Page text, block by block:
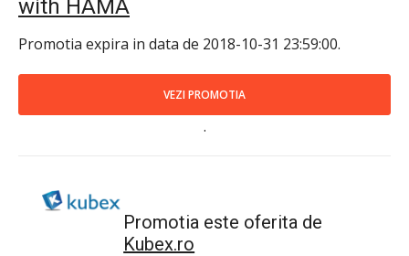
with HAMA
Promotia expira in data de 2018-10-31 23:59:00.
VEZI PROMOTIA
.
Promotia este oferita de
Kubex.ro